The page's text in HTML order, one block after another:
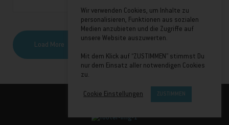
Load More
Wir verwenden Cookies, um Inhalte zu
personalisieren, Funktionen aus sozialen
Medien anzubieten und die Zugriffe auf
unsere Website auszuwerten.
Mit dem Klick auf “ZUSTIMMEN” stimmst Du
nur dem Einsatz aller notwendigen Cookies
zu.
Cookie Einstellungen ZUSTIMMEN